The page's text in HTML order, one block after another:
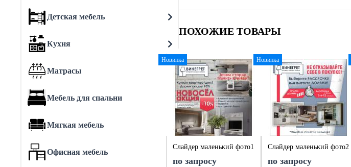
Детская мебель
Кухня
Матрасы
Мебель для спальни
Мягкая мебель
Офисная мебель
ПОХОЖИЕ ТОВАРЫ
Новинка
Слайдер маленький фото1
по запросу
Новинка
Слайдер маленький фото2
по запросу